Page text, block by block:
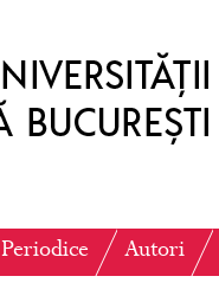
Periodice Autori